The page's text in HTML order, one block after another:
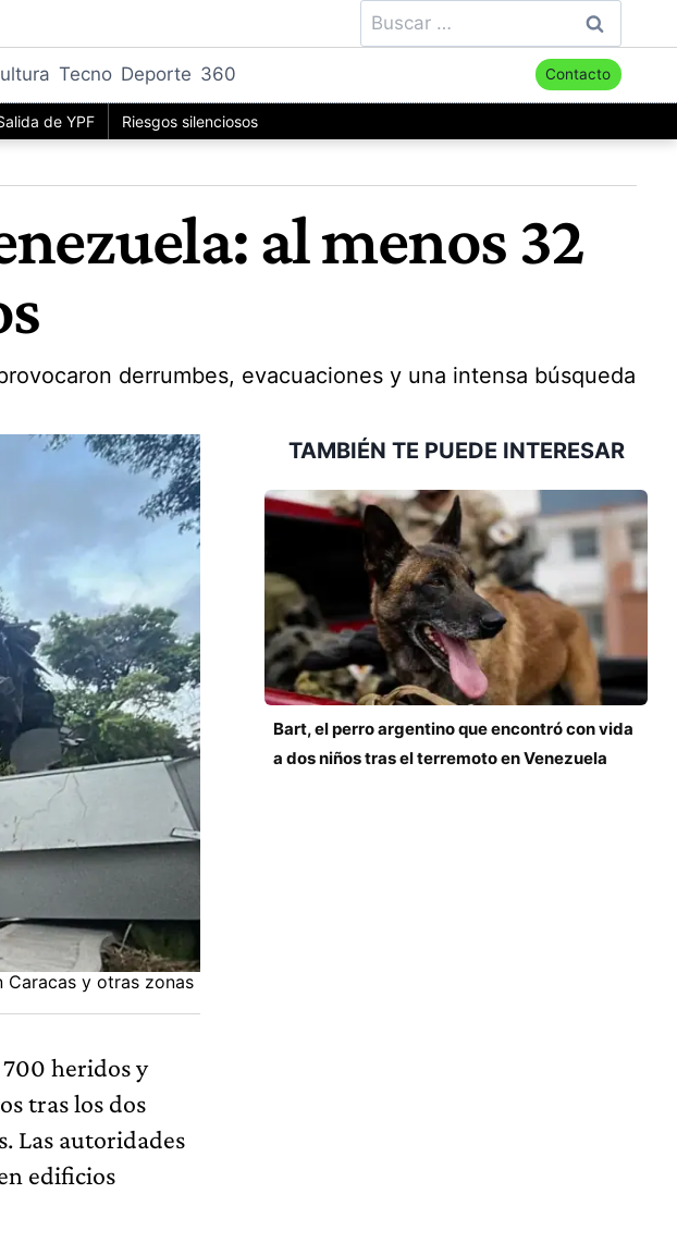
Buscar:
Tecno Deporte 360 Contacto
de YPF Riesgos silenciosos
al menos 32
derrumbes, evacuaciones y una intensa búsqueda
y otras zonas
heridos y
tras los dos
Las autoridades
edificios
TAMBIÉN TE PUEDE INTERESAR
Bart, el perro argentino que encontró con vida
a dos niños tras el terremoto en Venezuela